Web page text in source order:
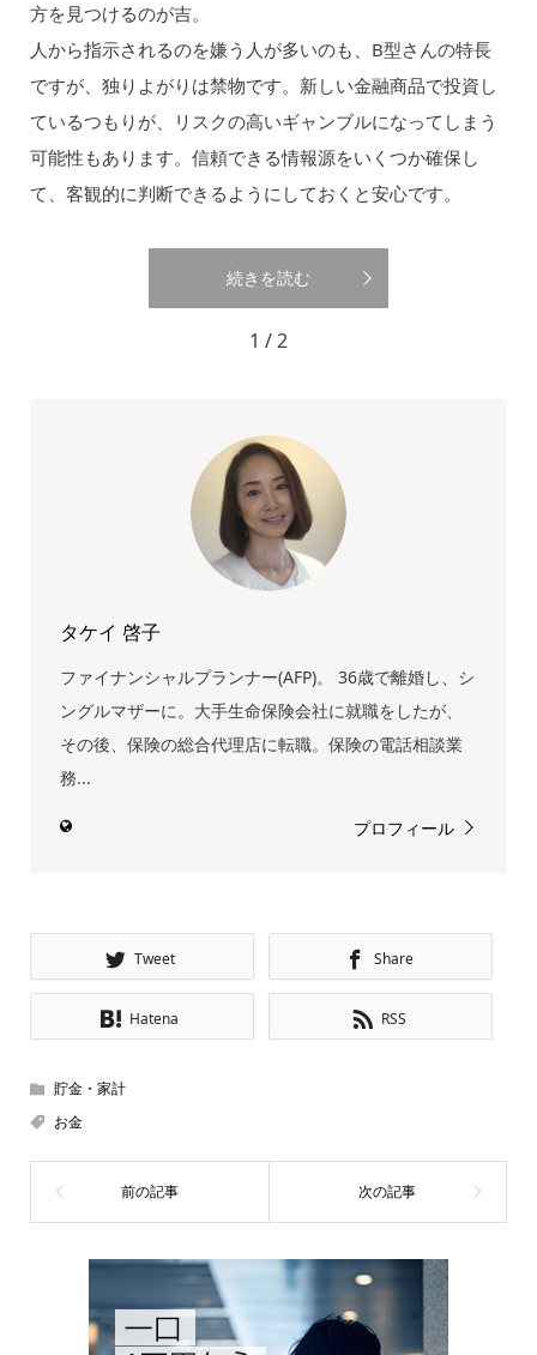
方を見つけるのが吉。
人から指示されるのを嫌う人が多いのも、B型さんの特長
ですが、独りよがりは禁物です。新しい金融商品で投資し
ているつもりが、リスクの高いギャンブルになってしまう
可能性もあります。信頼できる情報源をいくつか確保し
て、客観的に判断できるようにしておくと安心です。
続きを読む
1 / 2
タケイ 啓子
ファイナンシャルプランナー(AFP)。 36歳で離婚し、シ
ングルマザーに。大手生命保険会社に就職をしたが、
その後、保険の総合代理店に転職。保険の電話相談業
務...
プロフィール
Tweet Share
Hatena RSS
貯金・家計
お金